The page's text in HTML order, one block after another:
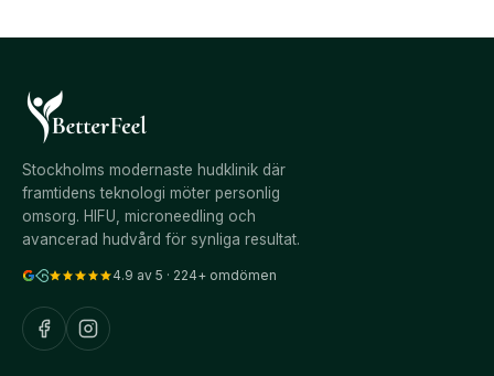
Stockholms modernaste hudklinik där
framtidens teknologi möter personlig
omsorg. HIFU, microneedling och
avancerad hudvård för synliga resultat.
4.9 av 5 · 224+ omdömen